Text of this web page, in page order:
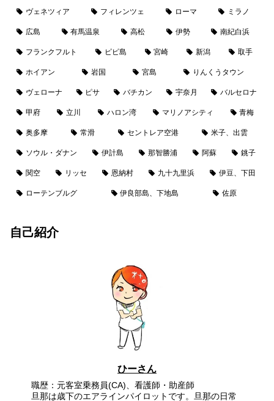
ヴェネツィア フィレンツェ ローマ ミラノ
広島 有馬温泉 高松 伊勢 南紀白浜
フランクフルト ピピ島 宮崎 新潟 取手
ホイアン 岩国 宮島 りんくうタウン
ヴェローナ ピサ バチカン 宇奈月 バルセロナ
甲府 立川 ハロン湾 マリノアシティ 青梅
奥多摩 常滑 セントレア空港 米子、出雲
ソウル・ダナン 伊計島 那智勝浦 阿蘇 銚子
関空 リッセ 恩納村 九十九里浜 伊豆、下田
ローテンブルグ 伊良部島、下地島 佐原
自己紹介
ひーさん
職歴：元客室乗務員(CA)、看護師・助産師
旦那は歳下のエアラインパイロットです。旦那の日常